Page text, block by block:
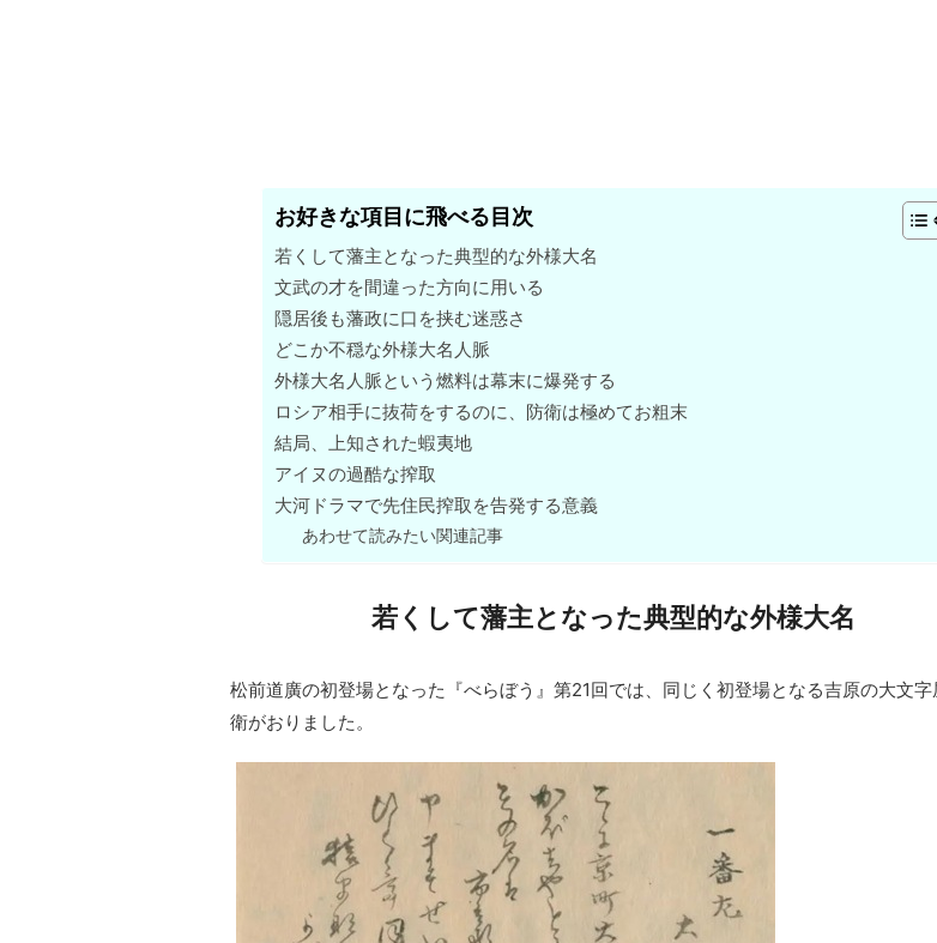
お好きな項目に飛べる目次
若くして藩主となった典型的な外様大名
文武の才を間違った方向に用いる
隠居後も藩政に口を挟む迷惑さ
どこか不穏な外様大名人脈
外様大名人脈という燃料は幕末に爆発する
ロシア相手に抜荷をするのに、防衛は極めてお粗末
結局、上知された蝦夷地
アイヌの過酷な搾取
大河ドラマで先住民搾取を告発する意義
あわせて読みたい関連記事
若くして藩主となった典型的な外様大名
松前道廣の初登場となった『べらぼう』第21回では、同じく初登場となる吉原の大文字
衛がおりました。